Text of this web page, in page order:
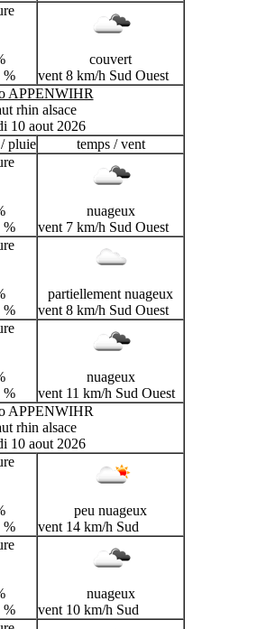
%
couvert
vent 8 km/h Sud Ouest
APPENWIHR
rhin alsace
10 aout 2026
pluie temps / vent
%
nuageux
vent 7 km/h Sud Ouest
%
partiellement nuageux
vent 8 km/h Sud Ouest
%
nuageux
vent 11 km/h Sud Ouest
APPENWIHR
rhin alsace
10 aout 2026
%
peu nuageux
vent 14 km/h Sud
%
nuageux
vent 10 km/h Sud